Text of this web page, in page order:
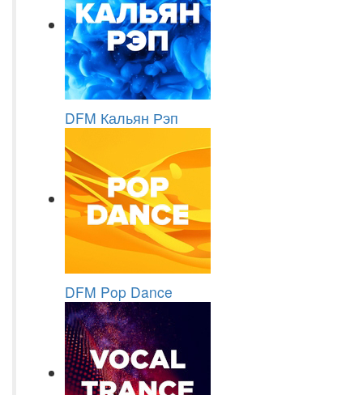
DFM Кальян Рэп
DFM Pop Dance